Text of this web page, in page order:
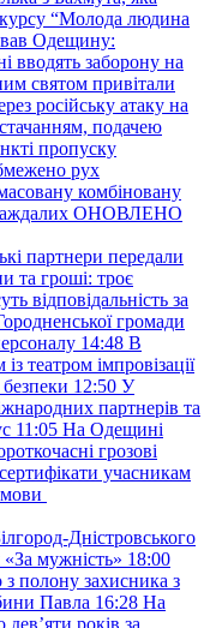
“Молода людина
Одещину:
вводять заборону на
святом привітали
російську атаку на
подачею
пропуску
рух
комбіновану
ОНОВЛЕНО
партнери передали
та гроші: троє
відповідальність за
громади
14:48 В
театром імпровізації
12:50 У
партнерів та
11:05 На Одещині
грозові
учасникам
мови
Дністровського
мужність» 18:00
з полону захисника з
Павла 16:28 На
років за